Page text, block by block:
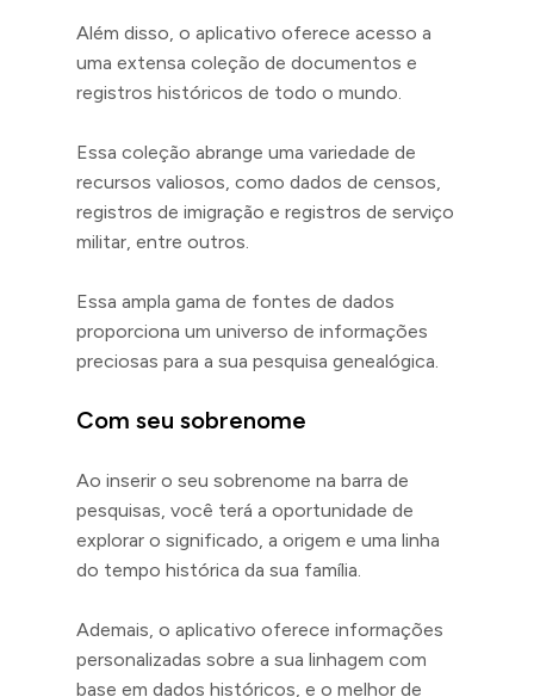
Além disso, o aplicativo oferece acesso a
uma extensa coleção de documentos e
registros históricos de todo o mundo.
Essa coleção abrange uma variedade de
recursos valiosos, como dados de censos,
registros de imigração e registros de serviço
militar, entre outros.
Essa ampla gama de fontes de dados
proporciona um universo de informações
preciosas para a sua pesquisa genealógica.
Com seu sobrenome
Ao inserir o seu sobrenome na barra de
pesquisas, você terá a oportunidade de
explorar o significado, a origem e uma linha
do tempo histórica da sua família.
Ademais, o aplicativo oferece informações
personalizadas sobre a sua linhagem com
base em dados históricos, e o melhor de